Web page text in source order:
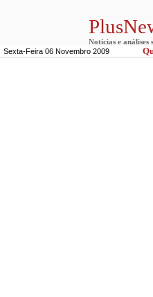
Notícias e análises
Sexta-Feira 06 Novembro 2009